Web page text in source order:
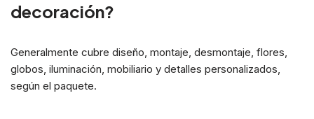
decoración?
Generalmente cubre diseño, montaje, desmontaje, flores,
globos, iluminación, mobiliario y detalles personalizados,
según el paquete.